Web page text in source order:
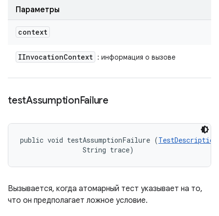
Параметры
context
IInvocationContext : информация о вызове
testAssumptionFailure
public void testAssumptionFailure (TestDescription
                String trace)
Вызывается, когда атомарный тест указывает на то,
что он предполагает ложное условие.